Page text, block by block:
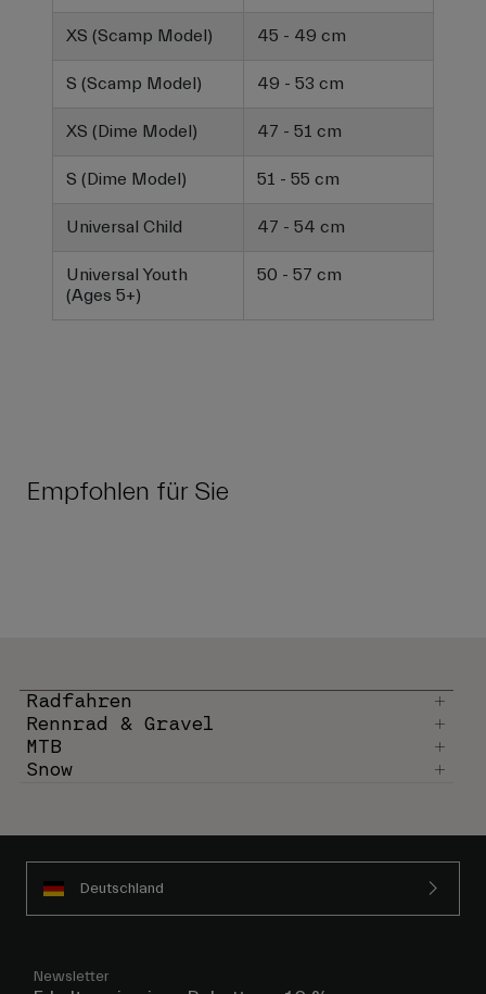
XS (Scamp Model) 45 - 49 cm
S (Scamp Model) 49 - 53 cm
XS (Dime Model) 47 - 51 cm
S (Dime Model) 51 - 55 cm
Universal Child 47 - 54 cm
Universal Youth
(Ages 5+)
50 - 57 cm
Empfohlen für Sie
Radfahren
Rennrad & Gravel
MTB
Snow
Deutschland
Newsletter